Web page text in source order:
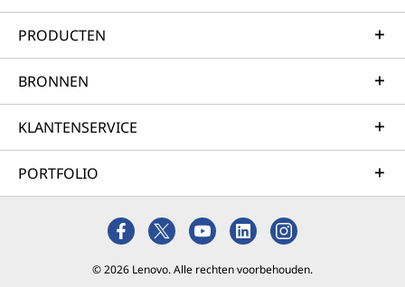
PRODUCTEN
BRONNEN
KLANTENSERVICE
PORTFOLIO
© 2026 Lenovo. Alle rechten voorbehouden.